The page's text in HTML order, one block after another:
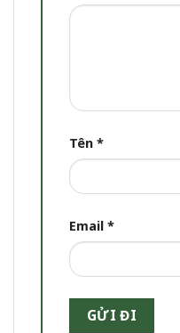
Tên *
Email *